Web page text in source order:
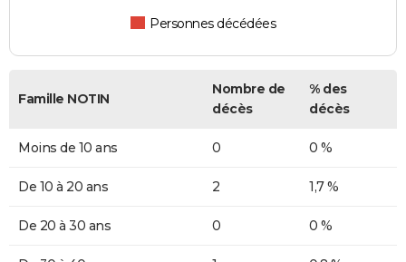
Personnes décédées
Famille NOTIN
Nombre de
décès
% des
décès
Moins de 10 ans 0 0 %
De 10 à 20 ans 2 1,7 %
De 20 à 30 ans 0 0 %